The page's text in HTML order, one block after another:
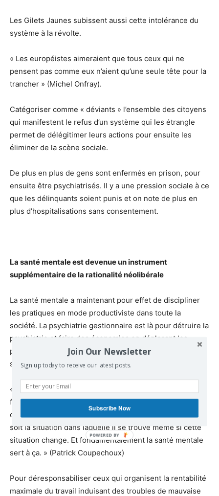
Les Gilets Jaunes subissent aussi cette intolérance du
système à la révolte.
« Les européistes aimeraient que tous ceux qui ne
pensent pas comme eux n’aient qu’une seule tête pour la
trancher » (Michel Onfray).
Catégoriser comme « déviants » l’ensemble des citoyens
qui manifestent le refus d’un système qui les étrangle
permet de délégitimer leurs actions pour ensuite les
éliminer de la scène sociale.
De plus en plus de gens sont enfermés en prison, pour
ensuite être psychiatrisés. Il y a une pression sociale à ce
que les délinquants soient punis et on note de plus en
plus d’hospitalisations sans consentement.
La santé mentale est devenue un instrument
supplémentaire de la rationalité néolibérale
La santé mentale a maintenant pour effet de discipliner
les pratiques en mode productiviste dans toute la
société. La psychiatrie gestionnaire est là pour détruire la
psychiatrie et faire des économies en déplaçant les
prises en charge « ailleurs » qu’en psychiatrie (médico-
social, prison, etc.) parce qu’ailleurs c’est moins cher.
« Il y a cette volonté de créer un individu-marché qui soit
flexible, capable de résilience et capable surtout d’être
compétitif, performant à tous les moments quelle que
soit la situation dans laquelle il se trouve même si cette
situation change. Et fondamentalement la santé mentale
sert à ça. » (Patrick Coupechoux)
Pour déresponsabiliser ceux qui organisent la rentabilité
maximale du travail induisant des troubles de mauvaise
Join Our Newsletter
Sign up today to receive our latest posts.
Subscribe Now